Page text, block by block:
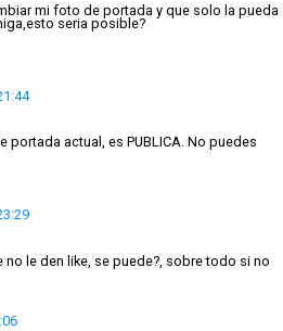
mi foto de portada y que solo la pueda
seria posible?
actual, es PUBLICA. No puedes
le den like, se puede?, sobre todo si no